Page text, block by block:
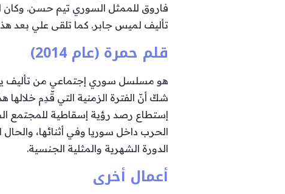
فاروق للممثل السوري تيم حسن. وكان
تأليف لميس جابر. كما تلقى علي بعد
قلم حمرة (عام 2014)
هو مسلسل سوري إجتماعي من تأليف يم
شكّ أنّ الفترة الزمنية التي قّدِم خلالها
إستطاع رصد رؤية إسقاطية للمجتمع
الحرب داخل سوريا وفي أثنائها،
الدورة الشهرية والمثلية الجنسية.
أعمال أخرى